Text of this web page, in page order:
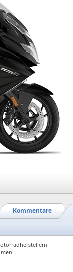
Kommentare